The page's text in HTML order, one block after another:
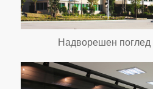
Надворешен поглед